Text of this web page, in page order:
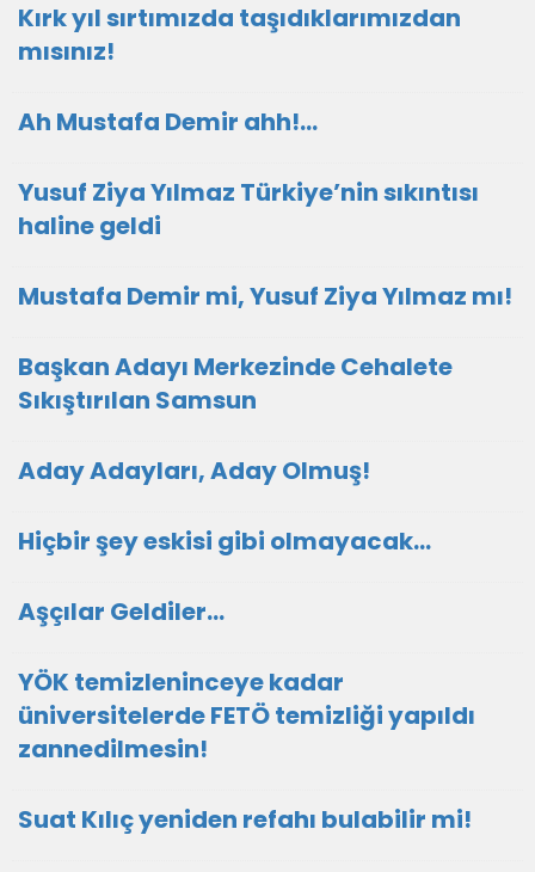
Kırk yıl sırtımızda taşıdıklarımızdan
mısınız!
Ah Mustafa Demir ahh!…
Yusuf Ziya Yılmaz Türkiye’nin sıkıntısı
haline geldi
Mustafa Demir mi, Yusuf Ziya Yılmaz mı!
Başkan Adayı Merkezinde Cehalete
Sıkıştırılan Samsun
Aday Adayları, Aday Olmuş!
Hiçbir şey eskisi gibi olmayacak…
Aşçılar Geldiler…
YÖK temizleninceye kadar
üniversitelerde FETÖ temizliği yapıldı
zannedilmesin!
Suat Kılıç yeniden refahı bulabilir mi!